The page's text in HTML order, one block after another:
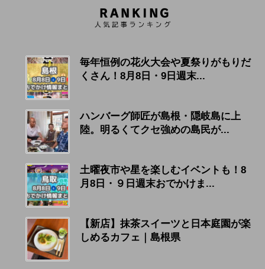
毎年恒例の花火大会や夏祭りがもりだ
くさん！8月8日・9日週末...
ハンバーグ師匠が島根・隠岐島に上
陸。明るくてクセ強めの島民が...
土曜夜市や星を楽しむイベントも！8
月8日・９日週末おでかけま...
【新店】抹茶スイーツと日本庭園が楽
しめるカフェ｜島根県